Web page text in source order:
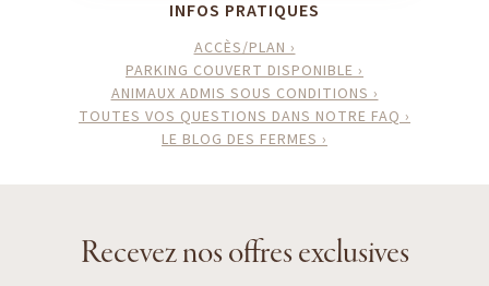
Recevez nos offres exclusives
INFOS PRATIQUES
ACCÈS/PLAN ›
PARKING COUVERT DISPONIBLE ›
ANIMAUX ADMIS SOUS CONDITIONS ›
TOUTES VOS QUESTIONS DANS NOTRE FAQ ›
LE BLOG DES FERMES ›